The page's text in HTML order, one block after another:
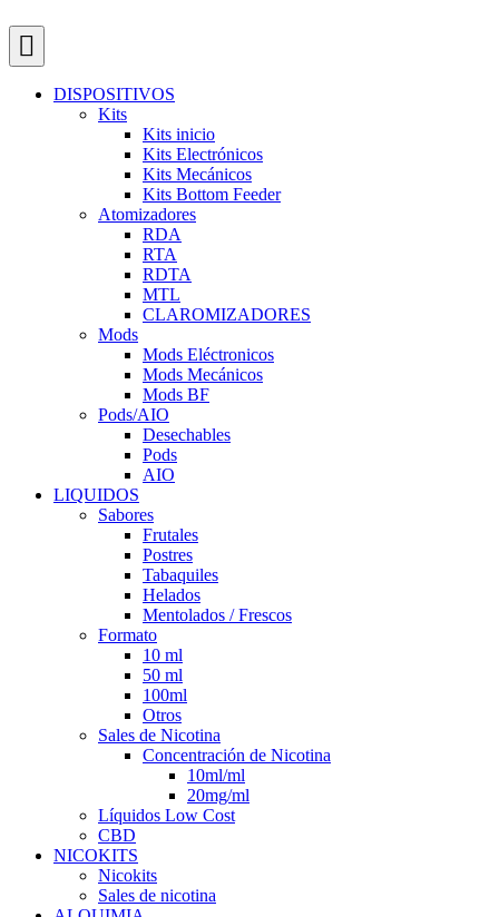
DISPOSITIVOS
Kits
Kits inicio
Kits Electrónicos
Kits Mecánicos
Kits Bottom Feeder
Atomizadores
RDA
RTA
RDTA
MTL
CLAROMIZADORES
Mods
Mods Eléctronicos
Mods Mecánicos
Mods BF
Pods/AIO
Desechables
Pods
AIO
LIQUIDOS
Sabores
Frutales
Postres
Tabaquiles
Helados
Mentolados / Frescos
Formato
10 ml
50 ml
100ml
Otros
Sales de Nicotina
Concentración de Nicotina
10ml/ml
20mg/ml
Líquidos Low Cost
CBD
NICOKITS
Nicokits
Sales de nicotina